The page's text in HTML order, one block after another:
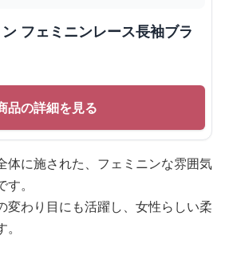
フェミニンレース長袖ブラ
品の詳細を見る
体に施された、フェミニンな雰囲気
。
変わり目にも活躍し、女性らしい柔